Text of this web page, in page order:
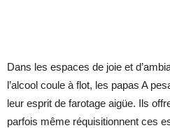
Dans les espaces de joie et
l’alcool coule à flot, les papas A
leur esprit de farotage aigüe. Ils
parfois même réquisitionnent ces